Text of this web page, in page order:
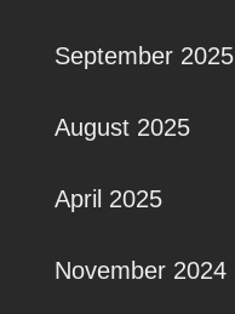
September 2025
August 2025
April 2025
November 2024